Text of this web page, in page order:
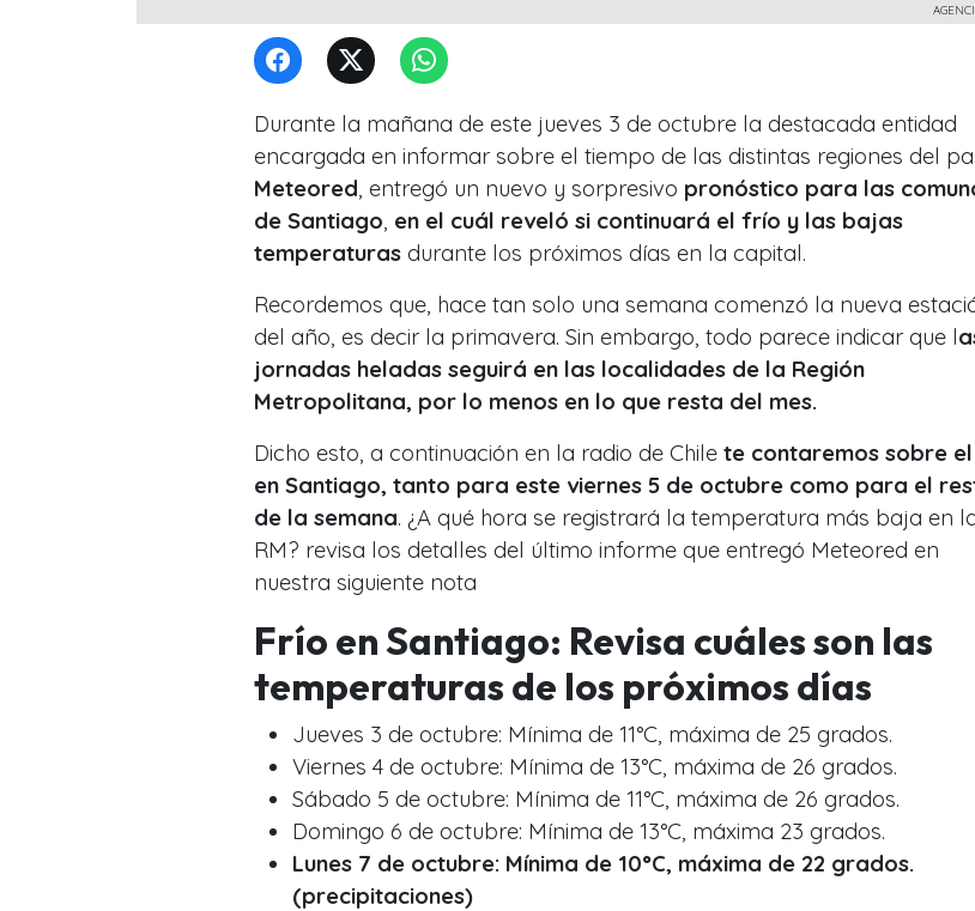
Durante la mañana de este jueves 3 de octubre la destacada entidad
encargada en informar sobre el tiempo de las distintas regiones del
Meteored , entregó un nuevo y sorpresivo pronóstico para las
de Santiago en el cuál reveló si continuará el frío y las bajas
temperaturas durante los próximos días en la capital.
Recordemos que, hace tan solo una semana comenzó la nueva
del año, es decir la primavera. Sin embargo, todo parece indicar que l
jornadas heladas seguirá en las localidades de la Región
Metropolitana, por lo menos en lo que resta del mes.
Dicho esto, a continuación en la radio de Chile te contaremos sobre
en Santiago, tanto para este viernes 5 de octubre como para el
de la semana. ¿A qué hora se registrará la temperatura más baja en
RM? revisa los detalles del último informe que entregó Meteored en
nuestra siguiente nota
Frío en Santiago: Revisa cuáles son las
temperaturas de los próximos días
Jueves 3 de octubre: Mínima de 11°C, máxima de 25 grados.
Viernes 4 de octubre: Mínima de 13°C, máxima de 26 grados.
Sábado 5 de octubre: Mínima de 11°C, máxima de 26 grados.
Domingo 6 de octubre: Mínima de 13°C, máxima 23 grados.
Lunes 7 de octubre: Mínima de 10°C, máxima de 22 grados.
(precipitaciones)